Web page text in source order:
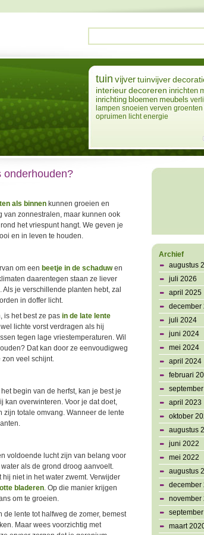
tuin vijver tuinvijver
interieur decoreren inrichten
inrichting bloemen meubels
lampen snoeien verven groenten
opruimen licht energie
onderhouden?
als binnenkunnen groeien en
zonnestralen, maar kunnen ook
het vriespunt hangt. We geven je
en in leven te houden.
om een beetje in de schaduwen
daarentegen staan ze liever
je verschillende planten hebt, zal
in doffer licht.
is het best ze pas in de late lente
lichte vorst verdragen als hij
tegen lage vriestemperaturen. Wil
Dat kan door ze eenvoudigweg
veel schijnt.
begin van de herfst, kan je best je
kan overwinteren. Voor je dat doet,
totale omvang. Wanneer de lente
voldoende lucht zijn van belang voor
als de grond droog aanvoelt.
niet in het water zwemt. Verwijder
bladeren. Op die manier krijgen
om te groeien.
de lente tot halfweg de zomer, bemest
Maar wees voorzichtig met
Archief
augustus
juli 2026
april 2025
december
juli 2024
juni 2024
mei 2024
april 2024
februari
april 2023
oktober
augustus
juni 2022
mei 2022
augustus
december
november
maart